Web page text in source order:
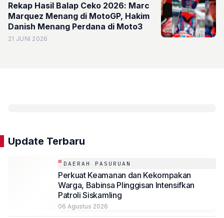
Rekap Hasil Balap Ceko 2026: Marc
Marquez Menang di MotoGP, Hakim
Danish Menang Perdana di Moto3
21 JUNI 2026
Update Terbaru
DAERAH PASURUAN
Perkuat Keamanan dan Kekompakan
Warga, Babinsa Plinggisan Intensifkan
Patroli Siskamling
06 Agustus 2026